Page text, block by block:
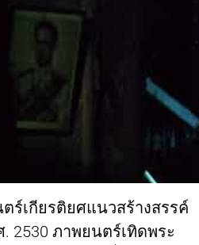
ร์เกียรติยศแนวสร้างสรรค์
2530 ภาพยนตร์เทิดพระ